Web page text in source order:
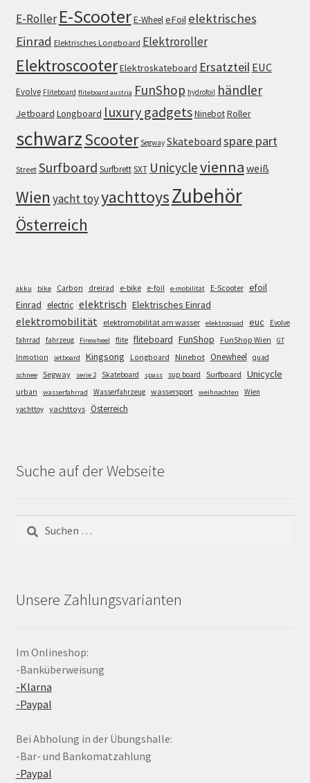
E-Roller E-ScooterE-WheeleFoil elektrisches
Einrad Elektrisches Longboard Elektroroller
ElektroscooterElektroskateboard Ersatzteil EUC
Evolve Fliteboard fliteboard austria FunShop hydrofoil händler
Jetboard Longboard luxury gadgetsNinebotRoller
schwarzScooter Segway Skateboard spare part
Street Surfboard SurfbrettSXT Unicyclevienna weiß
Wien yacht toyyachttoysZubehör
Österreich
akku bike Carbon dreirad e-bike e-foil e-mobilität E-Scooter efoil
Einrad electric elektrisch Elektrisches Einrad
elektromobilität elektromobilität am wasser elektroquad euc
Evolve
fahrrad
fahrzeug Firewheel flite fliteboard FunShop FunShop Wien GT
Inmotion jetboard Kingsong Longboard Ninebot Onewheel quad
schnee Segway serie 2 Skateboard spass sup board Surfboard Unicycle
urban wasserfahrrad Wasserfahrzeug wassersport weihnachten
Wien
yachttoy yachttoys Österreich
Suche auf der Webseite
nach:
Unsere Zahlungsvarianten
Im Onlineshop:
-Banküberweisung
-Klarna
-Paypal
Bei Abholung in der Übungshalle:
-Bar- und Bankomatzahlung
-Paypal